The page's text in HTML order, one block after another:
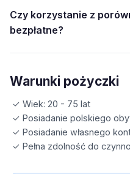
Czy korzystanie z
bezpłatne?
Warunki pożyczki
✓ Wiek: 20 - 75 lat
✓ Posiadanie polskiego
✓ Posiadanie własnego
✓ Pełna zdolność do